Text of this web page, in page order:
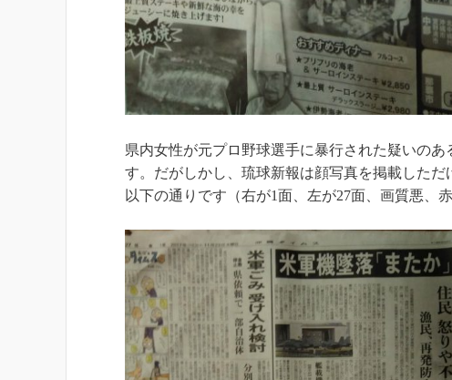
県内女性が元プロ野球選手に暴行された疑いの
す。だがしかし、琉球新報は顔写真を掲載した
以下の通りです（右が1面、左が27面、画質悪、